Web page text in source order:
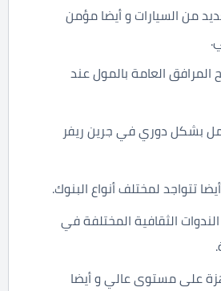
من السيارات و أيضا مؤمن
المرافق العامة بالمول عند
بشكل دوري في جرين ريفر
تتواجد لمختلف أنواع البنوك.
الثقافية المختلفة في
على مستوى عالي و أيضا